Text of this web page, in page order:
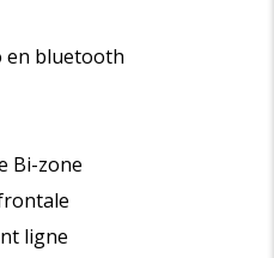
en bluetooth
Bi-zone
ligne